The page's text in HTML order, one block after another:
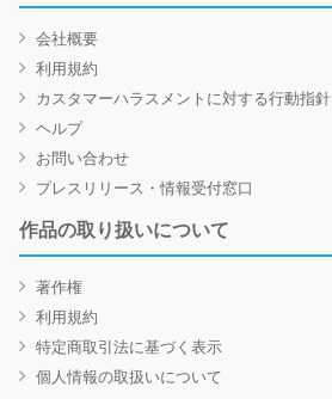
会社概要
利用規約
カスタマーハラスメントに対する行動指針
ヘルプ
お問い合わせ
プレスリリース・情報受付窓口
作品の取り扱いについて
著作権
利用規約
特定商取引法に基づく表示
個人情報の取扱いについて